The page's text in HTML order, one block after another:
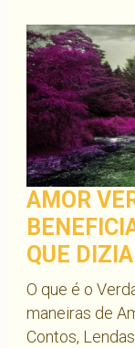
AMOR
QUE
O que é o
maneiras de
Contos,